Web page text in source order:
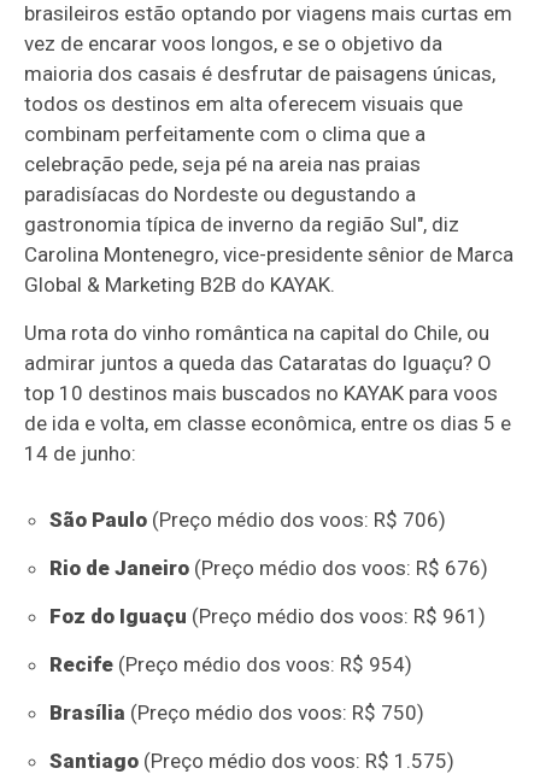
brasileiros estão optando por viagens mais curtas em
vez de encarar voos longos, e se o objetivo da
maioria dos casais é desfrutar de paisagens únicas,
todos os destinos em alta oferecem visuais que
combinam perfeitamente com o clima que a
celebração pede, seja pé na areia nas praias
paradisíacas do Nordeste ou degustando a
gastronomia típica de inverno da região Sul", diz
Carolina Montenegro, vice-presidente sênior de Marca
Global & Marketing B2B do KAYAK.
Uma rota do vinho romântica na capital do Chile, ou
admirar juntos a queda das Cataratas do Iguaçu? O
top 10 destinos mais buscados no KAYAK para voos
de ida e volta, em classe econômica, entre os dias 5 e
14 de junho:
São Paulo(Preço médio dos voos: R$ 706)
Rio de Janeiro(Preço médio dos voos: R$ 676)
Foz do Iguaçu (Preço médio dos voos: R$ 961)
Recife(Preço médio dos voos: R$ 954)
Brasília (Preço médio dos voos: R$ 750)
Santiago(Preço médio dos voos: R$ 1.575)